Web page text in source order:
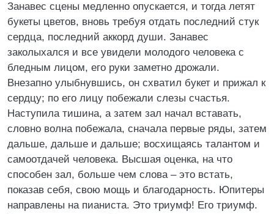
Занавес сцены медленно опускается, и тогда летят
букеты цветов, вновь требуя отдать последний стук
сердца, последний аккорд души. Занавес
заколыхался и все увидели молодого человека с
бледным лицом, его руки заметно дрожали.
Внезапно улыбнувшись, он схватил букет и прижал к
сердцу; по его лицу побежали слезы счастья.
Наступила тишина, а затем зал начал вставать,
словно волна побежала, сначала первые ряды, затем
дальше, дальше и дальше; восхищаясь талантом и
самоотдачей человека. Высшая оценка, на что
способен зал, больше чем слова – это встать,
показав себя, свою мощь и благодарность. Юпитеры
направлены на пианиста. Это триумф! Его триумф.